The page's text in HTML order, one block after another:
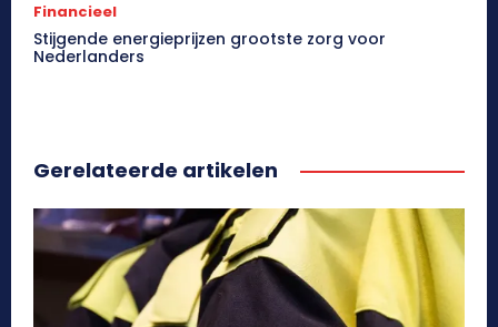
Financieel
Stijgende energieprijzen grootste zorg voor
Nederlanders
Gerelateerde artikelen